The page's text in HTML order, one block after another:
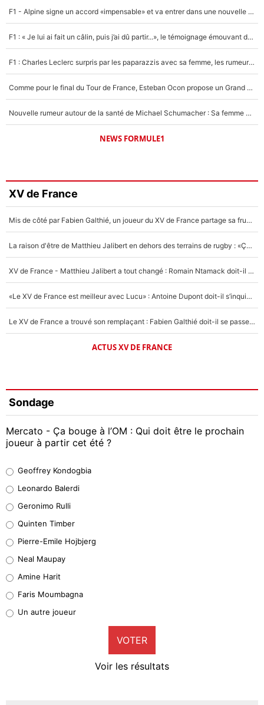
F1 - Alpine signe un accord «impensable» et va entrer dans une nouvelle dimension : Grande nouvelle pour Pierre Gasly !
F1 : « Je lui ai fait un câlin, puis j’ai dû partir...», le témoignage émouvant de Max Verstappen sur sa fille
F1 : Charles Leclerc surpris par les paparazzis avec sa femme, les rumeurs étaient vraies !
Comme pour le final du Tour de France, Esteban Ocon propose un Grand Prix de Formule 1 à Paris : «Autour de l’Arc de Triomphe, ce serait génial» !
Nouvelle rumeur autour de la santé de Michael Schumacher : Sa femme Corinna sort du silence
NEWS FORMULE1
XV de France
Mis de côté par Fabien Galthié, un joueur du XV de France partage sa frustration : «ils ne me l’ont pas dit tout de suite»
La raison d'être de Matthieu Jalibert en dehors des terrains de rugby : «Ça m'atteint autant que si tu touches à un membre de ma famille»
XV de France - Matthieu Jalibert a tout changé : Romain Ntamack doit-il s’inquiéter pour sa place à un an de la Coupe du monde ?
«Le XV de France est meilleur avec Lucu» : Antoine Dupont doit-il s’inquiéter pour sa place ?
Le XV de France a trouvé son remplaçant : Fabien Galthié doit-il se passer d'Antoine Dupont ?
ACTUS XV DE FRANCE
Sondage
Mercato - Ça bouge à l’OM : Qui doit être le prochain
joueur à partir cet été ?
38%
32%
5%
1%
9%
Geoffrey Kondogbia
Leonardo Balerdi
Geronimo Rulli
Quinten Timber
Pierre-Emile Hojbjerg
Neal Maupay
Amine Harit
Faris Moumbagna
Un autre joueur
VOTER
Voir les résultats